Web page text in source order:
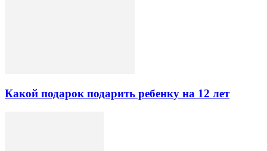
Какой подарок подарить ребенку на 12 лет